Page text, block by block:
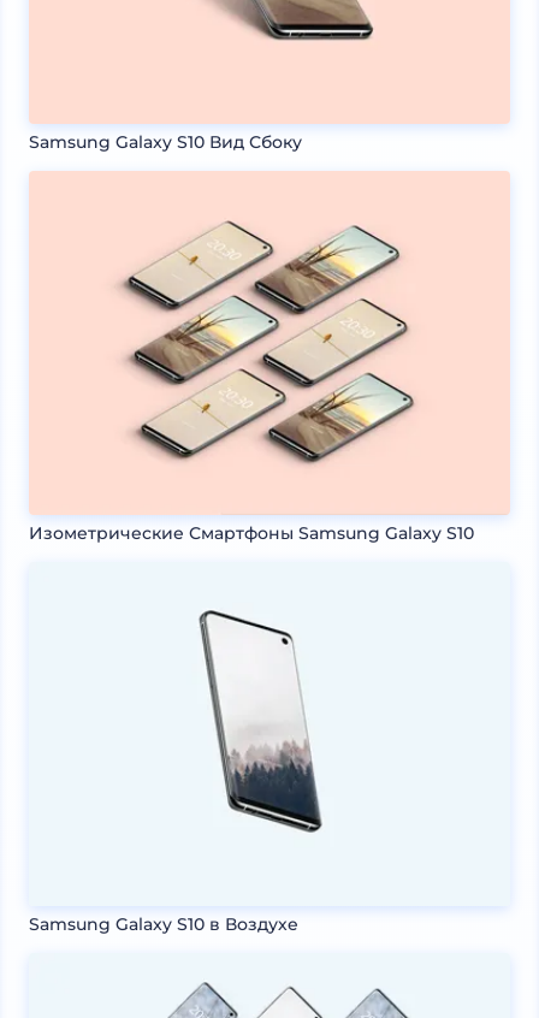
Samsung Galaxy S10 Вид Сбоку
Изометрические Смартфоны Samsung Galaxy S10
Samsung Galaxy S10 в Воздухе